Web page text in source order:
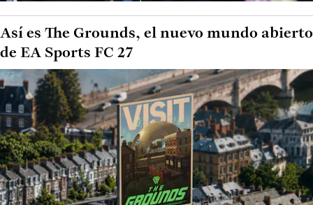
Así es The Grounds, el nuevo mundo abierto
de EA Sports FC 27